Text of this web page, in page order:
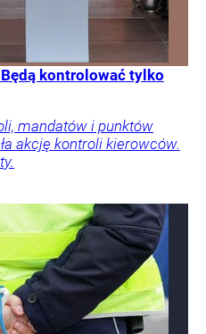
kontrolować tylko
mandatów i punktów
akcję kontroli kierowców.